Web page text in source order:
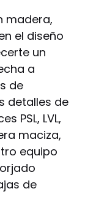
madera,
el diseño
un
a
de
detalles de
PSL, LVL,
maciza,
equipo
de